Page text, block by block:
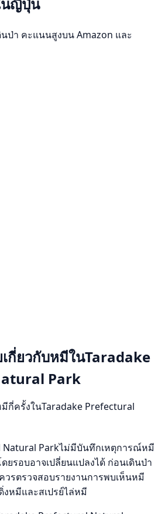
ป่า คะแนนสูงบน Amazon และ
กี่ยวกับหมีในTaradake
Park
กี่ครั้งในTaradake Prefectural
Natural Parkไม่มีบันทึกเหตุการณ์หมี
รอบอาจเปลี่ยนแปลงได้ ก่อนเดินป่า
วรตรวจสอบรายงานการพบเห็นหมี
มีและสเปรย์ไล่หมี